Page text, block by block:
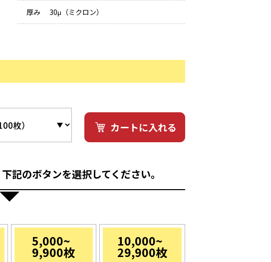
厚み 30μ（ミクロン）
カートに入れる
下記のボタンを選択してください。
5,000~
9,900枚
10,000~
29,900枚